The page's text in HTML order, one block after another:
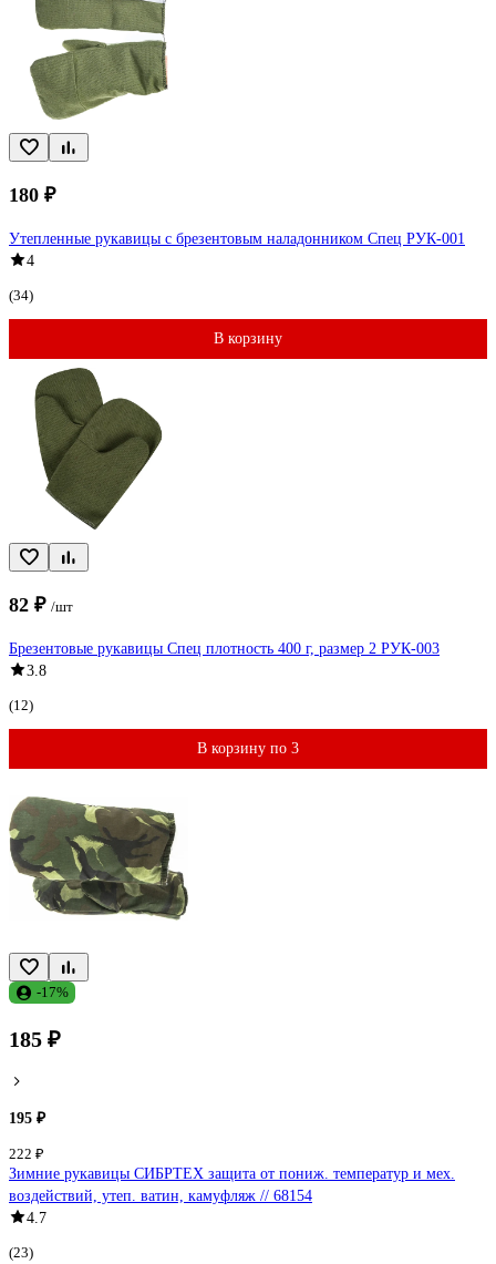
180 ₽
Утепленные рукавицы с брезентовым наладонником Спец РУК-001
4
(34)
В корзину
82 ₽ /шт
Брезентовые рукавицы Спец плотность 400 г, размер 2 РУК-003
3.8
(12)
В корзину по 3
-17%
185 ₽
195 ₽
222 ₽
Зимние рукавицы СИБРТЕХ защита от пониж. температур и мех.
воздействий, утеп. ватин, камуфляж // 68154
4.7
(23)